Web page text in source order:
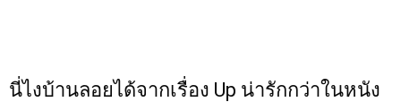
นี่ไงบ้านลอยได้จากเรื่อง Up น่ารักกว่าในหนัง